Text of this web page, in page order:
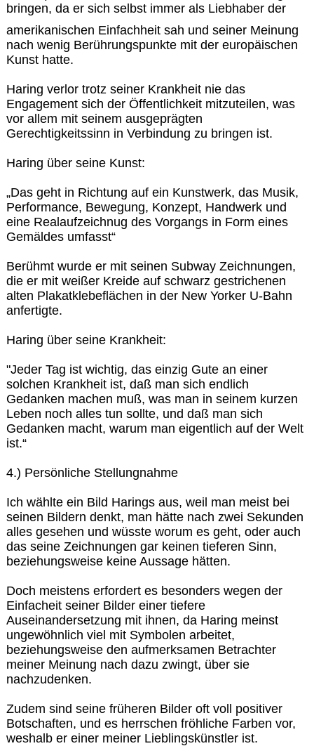
bringen, da er sich selbst immer als Liebhaber der
amerikanischen Einfachheit sah und seiner Meinung
nach wenig Berührungspunkte mit der europäischen
Kunst hatte.
Haring verlor trotz seiner Krankheit nie das
Engagement sich der Öffentlichkeit mitzuteilen, was
vor allem mit seinem ausgeprägten
Gerechtigkeitssinn in Verbindung zu bringen ist.
Haring über seine Kunst:
„Das geht in Richtung auf ein Kunstwerk, das Musik,
Performance, Bewegung, Konzept, Handwerk und
eine Realaufzeichnug des Vorgangs in Form eines
Gemäldes umfasst“
Berühmt wurde er mit seinen Subway Zeichnungen,
die er mit weißer Kreide auf schwarz gestrichenen
alten Plakatklebeflächen in der New Yorker U-Bahn
anfertigte.
Haring über seine Krankheit:
"Jeder Tag ist wichtig, das einzig Gute an einer
solchen Krankheit ist, daß man sich endlich
Gedanken machen muß, was man in seinem kurzen
Leben noch alles tun sollte, und daß man sich
Gedanken macht, warum man eigentlich auf der Welt
ist.“
4.) Persönliche Stellungnahme
Ich wählte ein Bild Harings aus, weil man meist bei
seinen Bildern denkt, man hätte nach zwei Sekunden
alles gesehen und wüsste worum es geht, oder auch
das seine Zeichnungen gar keinen tieferen Sinn,
beziehungsweise keine Aussage hätten.
Doch meistens erfordert es besonders wegen der
Einfacheit seiner Bilder einer tiefere
Auseinandersetzung mit ihnen, da Haring meinst
ungewöhnlich viel mit Symbolen arbeitet,
beziehungsweise den aufmerksamen Betrachter
meiner Meinung nach dazu zwingt, über sie
nachzudenken.
Zudem sind seine früheren Bilder oft voll positiver
Botschaften, und es herrschen fröhliche Farben vor,
weshalb er einer meiner Lieblingskünstler ist.